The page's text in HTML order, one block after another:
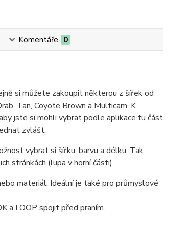
Komentáře 0
si můžete zakoupit některou z šířek od
Tan, Coyote Brown a Multicam. K
jste si mohli vybrat podle aplikace tu část
zvlášt.
vybrat si šířku, barvu a délku. Tak
stránkách (lupa v horní části).
materiál. Ideální je také pro průmyslové
a LOOP spojit před praním.